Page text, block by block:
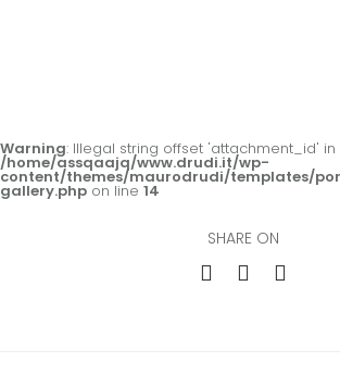
Warning: Illegal string offset 'attachment_id' in
/home/assqaajq/www.drudi.it/wp-
content/themes/maurodrudi/templates/
gallery.php on line 14
SHARE ON